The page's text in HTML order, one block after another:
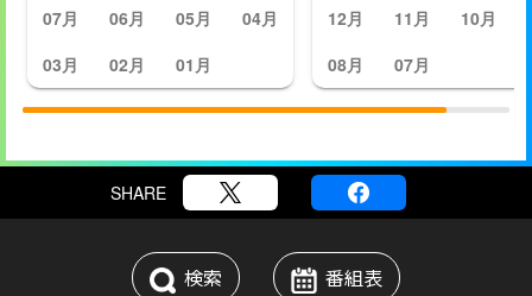
07月 06月 05月
04月
03月
02月 01月
12月 11月 10月
08月
07月
SHARE
検索 番組表